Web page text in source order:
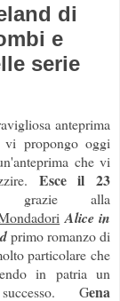
di
e
serie
anteprima
vi propongo oggi
che vi
Esce il 23
alla
Alice in
primo romanzo di
particolare che
in patria un
Gena